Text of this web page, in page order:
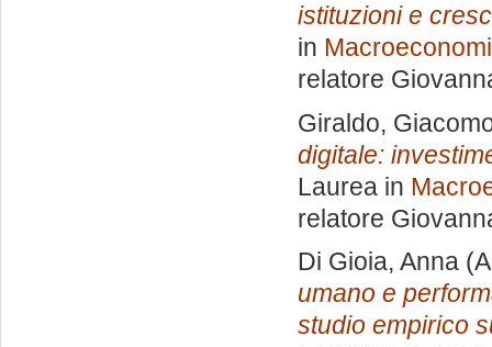
istituzioni e
in
relatore
Giraldo,
digitale:
Laurea in
relatore
Di Gioia, Anna
umano e
studio empirico